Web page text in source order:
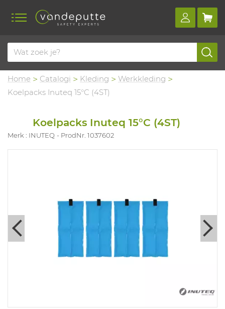
Home Catalogi Kleding
Werkkleding
Koelpacks Inuteq 15°C (4ST)
Koelpacks Inuteq 15°C (4ST)
Merk : INUTEQ ProdNr. 1037602